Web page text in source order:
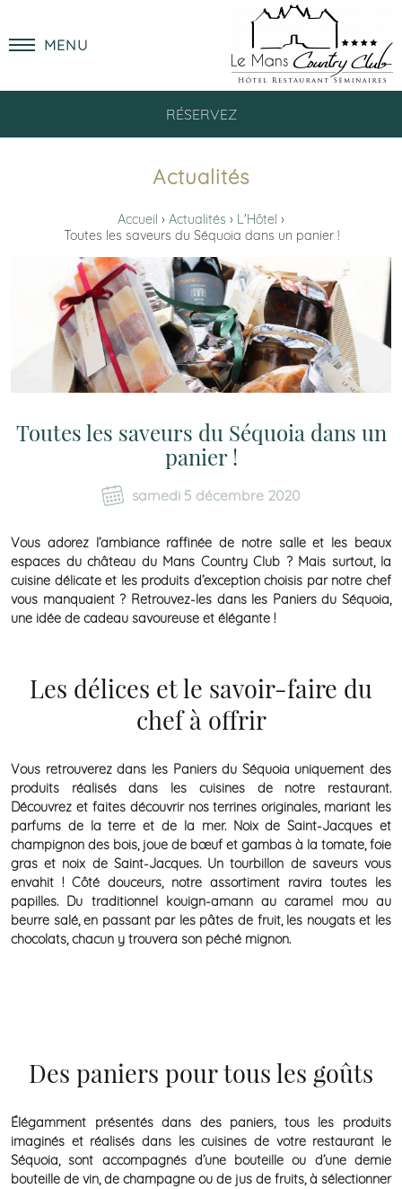
RÉSERVEZ
MENU
Actualités
Accueil Actualités
L'Hôtel
Toutes les saveurs du Séquoia dans un panier !
Toutes les saveurs du Séquoia dans un
panier !
samedi 5 décembre 2020
Vous adorez l’ambiance raffinée de notre salle et les beaux
espaces du château du Mans Country Club ? Mais surtout, la
cuisine délicate et les produits d’exception choisis par notre chef
vous manquaient ? Retrouvez-les dans les Paniers du Séquoia,
une idée de cadeau savoureuse et élégante !
Les délices et le savoir-faire du
chef à offrir
Vous retrouverez dans les Paniers du Séquoia uniquement des
produits réalisés dans les cuisines de notre restaurant.
Découvrez et faites découvrir nos terrines originales, mariant les
parfums de la terre et de la mer. Noix de Saint-Jacques et
champignon des bois, joue de bœuf et gambas à la tomate, foie
gras et noix de Saint-Jacques. Un tourbillon de saveurs vous
envahit ! Côté douceurs, notre assortiment ravira toutes les
papilles. Du traditionnel kouign-amann au caramel mou au
beurre salé, en passant par les pâtes de fruit, les nougats et les
chocolats, chacun y trouvera son péché mignon.
Des paniers pour tous les goûts
Élégamment présentés dans des paniers, tous les produits
imaginés et réalisés dans les cuisines de votre restaurant le
Séquoia, sont accompagnés d’une bouteille ou d’une demie
bouteille de vin, de champagne ou de jus de fruits, à sélectionner